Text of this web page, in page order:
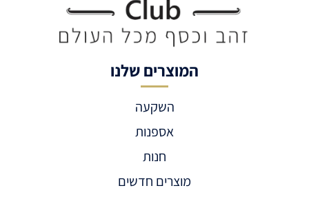
המוצרים שלנו
השקעה
אספנות
חנות
מוצרים חדשים